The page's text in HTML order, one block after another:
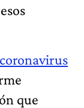
coronavirus
que